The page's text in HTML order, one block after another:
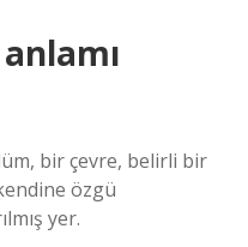
bir çevre, belirli bir
özgü
yer.